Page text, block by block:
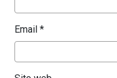
Email *